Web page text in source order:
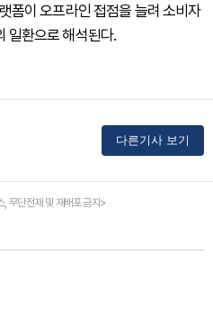
폼이 오프라인 접점을 늘려 소비자
일환으로 해석된다.
다른기사 보기
무단전재 및 재배포 금지>